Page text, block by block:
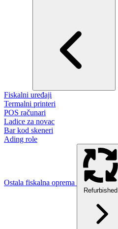
Fiskalni uređaji
Termalni printeri
POS računari
Ladice za novac
Bar kod skeneri
Ading role
Ostala fiskalna oprema
Refurbished